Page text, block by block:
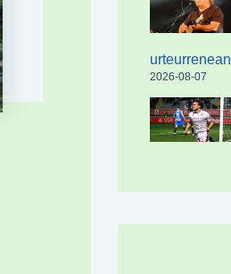
urteurrenean
2026-08-07